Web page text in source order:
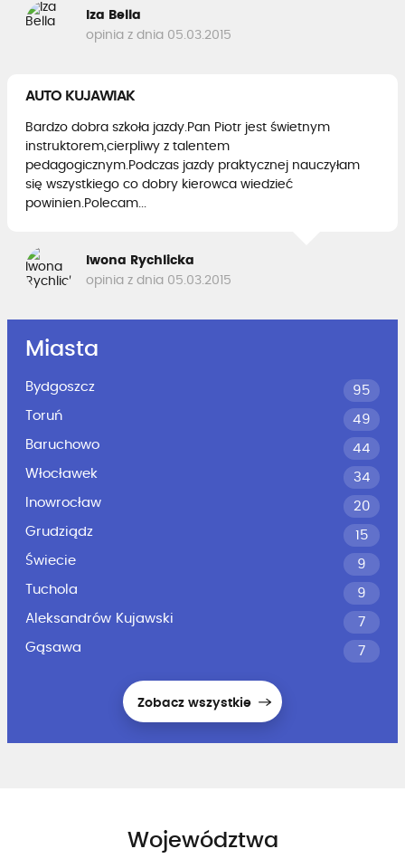
Iza Bella
opinia z dnia 05.03.2015
AUTO KUJAWIAK
Bardzo dobra szkoła jazdy.Pan Piotr jest świetnym
instruktorem,cierpliwy z talentem
pedagogicznym.Podczas jazdy praktycznej nauczyłam
się wszystkiego co dobry kierowca wiedzieć
powinien.Polecam...
Iwona Rychlicka
opinia z dnia 05.03.2015
Miasta
Bydgoszcz
95
Toruń
49
Baruchowo
44
Włocławek
34
Inowrocław
20
Grudziądz
15
Świecie
9
Tuchola
9
Aleksandrów Kujawski
7
Gąsawa
7
Zobacz wszystkie
Województwa